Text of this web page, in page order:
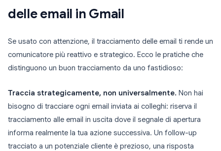
delle email in Gmail
Se usato con attenzione, il tracciamento delle email ti rende un
comunicatore più reattivo e strategico. Ecco le pratiche che
distinguono un buon tracciamento da uno fastidioso:
Traccia strategicamente, non universalmente. Non hai
bisogno di tracciare ogni email inviata ai colleghi: riserva il
tracciamento alle email in uscita dove il segnale di apertura
informa realmente la tua azione successiva. Un follow-up
tracciato a un potenziale cliente è prezioso, una risposta